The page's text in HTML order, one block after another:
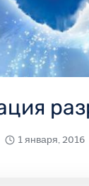
1 января, 2016